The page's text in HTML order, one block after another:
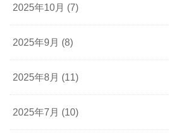
2025年10月 (7)
2025年9月 (8)
2025年8月 (11)
2025年7月 (10)